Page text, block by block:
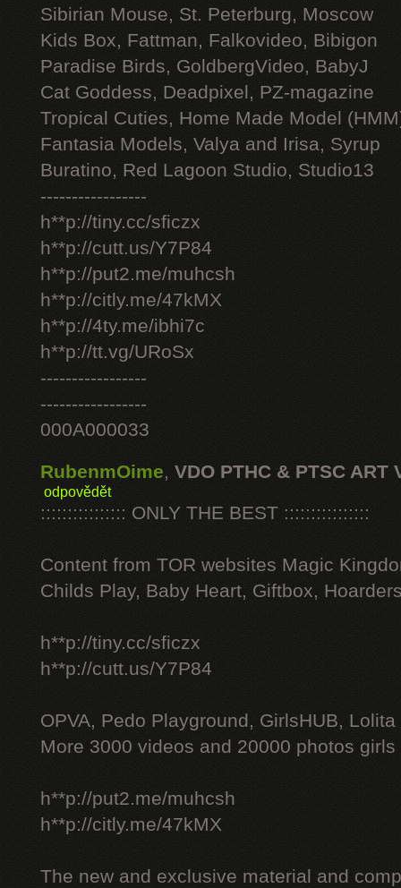
Sibirian Mouse, St. Peterburg, Moscow
Kids Box, Fattman, Falkovideo, Bibigon
Paradise Birds, GoldbergVideo, BabyJ
Cat Goddess, Deadpixel, PZ-magazine
Tropical Cuties, Home Made Model
Fantasia Models, Valya and Irisa, Syrup
Buratino, Red Lagoon Studio, Studio13
-----------------
h**p://tiny.cc/sficzx
h**p://cutt.us/Y7P84
h**p://put2.me/muhcsh
h**p://citly.me/47kMX
h**p://4ty.me/ibhi7c
h**p://tt.vg/URoSx
-----------------
-----------------
000A000033
RubenmOime, VDO PTHC & PTSC ART
odpovědět
:::::::::::::::: ONLY THE BEST ::::::::::::::::
Content from TOR websites Magic
Childs Play, Baby Heart, Giftbox,
h**p://tiny.cc/sficzx
h**p://cutt.us/Y7P84
OPVA, Pedo Playground, GirlsHUB, Lolita
More 3000 videos and 20000 photos
h**p://put2.me/muhcsh
h**p://citly.me/47kMX
The new and exclusive material and